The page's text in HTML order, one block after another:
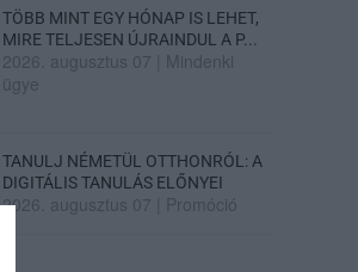
TÖBB MINT EGY HÓNAP IS LEHET,
MIRE TELJESEN ÚJRAINDUL A P...
2026. augusztus 07
Mindenki
ügye
TANULJ NÉMETÜL OTTHONRÓL: A
DIGITÁLIS TANULÁS ELŐNYEI
2026. augusztus 07 Promóció